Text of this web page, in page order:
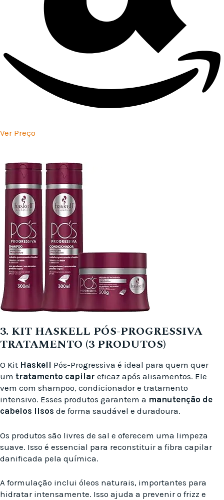
Ver Preço
3. KIT HASKELL PÓS-PROGRESSIVA
TRATAMENTO (3 PRODUTOS)
O Kit Haskell Pós-Progressiva é ideal para quem quer
um tratamento capilar eficaz após alisamentos. Ele
vem com shampoo, condicionador e tratamento
intensivo. Esses produtos garantem a manutenção de
cabelos lisos de forma saudável e duradoura.
Os produtos são livres de sal e oferecem uma limpeza
suave. Isso é essencial para reconstituir a fibra capilar
danificada pela química.
A formulação inclui óleos naturais, importantes para
hidratar intensamente. Isso ajuda a prevenir o frizz e